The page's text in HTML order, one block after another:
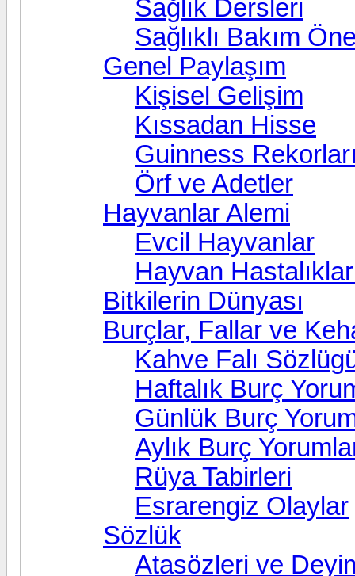
Sağlık Dersleri
Sağlıklı Bakım
Genel Paylaşım
Kişisel Gelişim
Kıssadan Hisse
Guinness
Örf ve Adetler
Hayvanlar Alemi
Evcil Hayvanlar
Hayvan
Bitkilerin Dünyası
Burçlar, Fallar ve
Kahve Falı
Haftalık Burç
Günlük Burç
Aylık Burç
Rüya Tabirleri
Esrarengiz Olaylar
Sözlük
Atasözleri ve